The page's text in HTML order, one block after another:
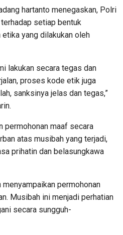
hartanto menegaskan, Polri
setiap bentuk
etika yang dilakukan oleh
lakukan secara tegas dan
proses kode etik juga
sanksinya jelas dan tegas,”
permohonan maaf secara
atas musibah yang terjadi,
prihatin dan belasungkawa
permohonan
Musibah ini menjadi perhatian
secara sungguh-